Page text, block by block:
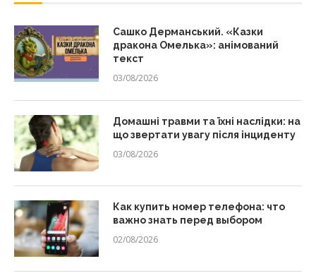
Сашко Дерманський. «Казки
дракона Омелька»: анімований
текст
03/08/2026
Домашні травми та їхні наслідки: на
що звертати увагу після інциденту
03/08/2026
Как купить номер телефона: что
важно знать перед выбором
02/08/2026